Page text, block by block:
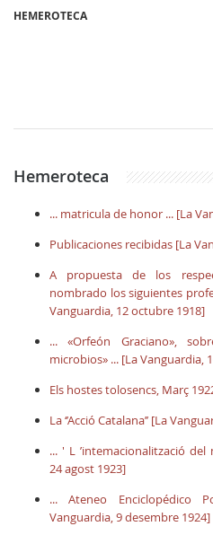
HEMEROTECA
Hemeroteca
... matricula de honor ... [La
Publicaciones recibidas [La
A propuesta de los
nombrado los siguientes
Vanguardia, 12 octubre 1918]
... «Orfeón Graciano»,
microbios» ... [La Vanguardia,
Els hostes tolosencs, Març
La ‘’Acció Catalana’’ [La
... ' L ’intemacionalització del
24 agost 1923]
... Ateneo Enciclopédico
Vanguardia, 9 desembre 1924]